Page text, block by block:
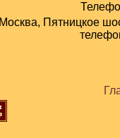
Пятницкое